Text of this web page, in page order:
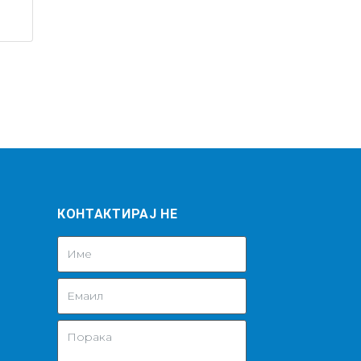
КОНТАКТИРАЈ НЕ